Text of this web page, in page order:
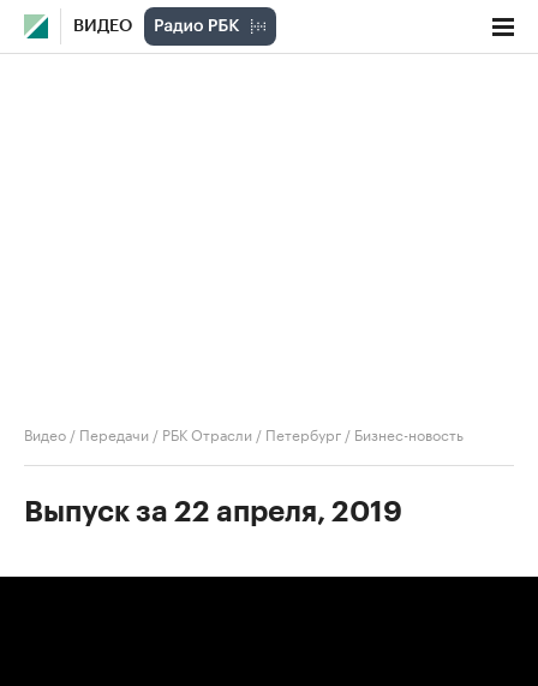
ВИДЕО
Видео / Передачи / РБК Отрасли / Петербург / Бизнес-новость
Выпуск за 22 апреля, 2019